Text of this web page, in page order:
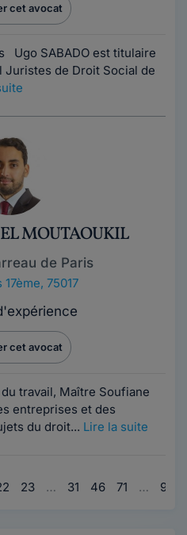
cet avocat
Ugo SABADO est titulaire
Juristes de Droit Social de
MOUTAOUKIL
de Paris
17ème, 75017
cet avocat
travail, Maître Soufiane
entreprises et des
du droit... Lire la suite
23 … 31 46 71 … 95